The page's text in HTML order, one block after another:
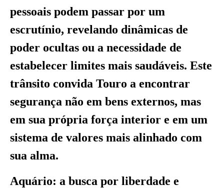
pessoais podem passar por um
escrutínio, revelando dinâmicas de
poder ocultas ou a necessidade de
estabelecer limites mais saudáveis. Este
trânsito convida Touro a encontrar
segurança não em bens externos, mas
em sua própria força interior e em um
sistema de valores mais alinhado com
sua alma.
Aquário: a busca por liberdade e